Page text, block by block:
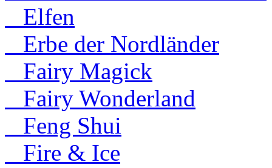
Elfen
Erbe der Nordländer
Fairy Magick
Fairy Wonderland
Feng Shui
Fire & Ice